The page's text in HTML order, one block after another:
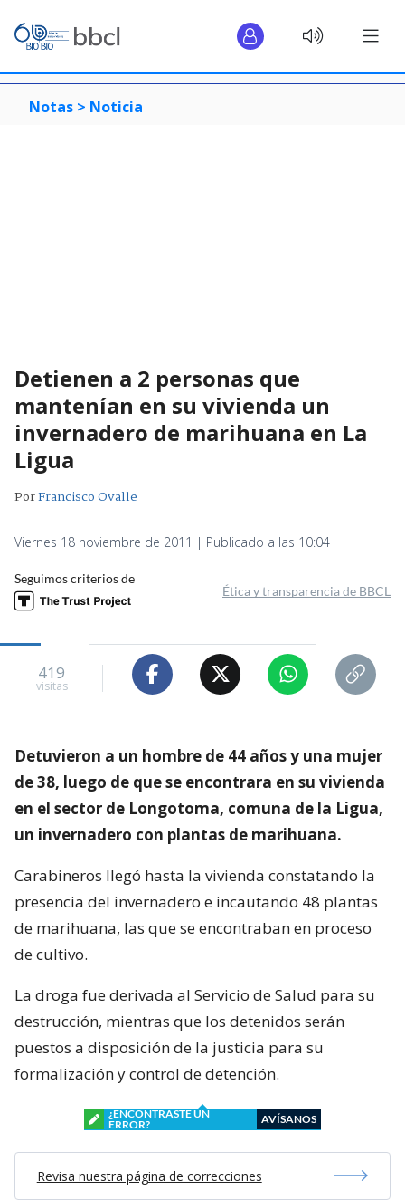
Notas > Noticia
Detienen a 2 personas que
mantenían en su vivienda un
invernadero de marihuana en La
Ligua
PorFrancisco Ovalle
Viernes 18 noviembre de 2011 | Publicado a las 10:04
Seguimos criterios de
Ética y transparencia de BBCL
419
visitas
Detuvieron a un hombre de 44 años y una mujer
de 38, luego de que se encontrara en su vivienda
en el sector de Longotoma, comuna de la Ligua,
un invernadero con plantas de marihuana.
Carabineros llegó hasta la vivienda constatando la
presencia del invernadero e incautando 48 plantas
de marihuana, las que se encontraban en proceso
de cultivo.
La droga fue derivada al Servicio de Salud para su
destrucción, mientras que los detenidos serán
puestos a disposición de la justicia para su
formalización y control de detención.
¿ENCONTRASTE UN
ERROR?
AVÍSANOS
Revisa nuestra página de correcciones